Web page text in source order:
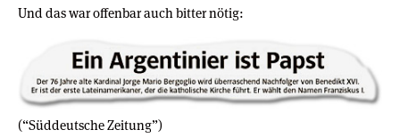
Und das war offenbar auch bitter nötig:
(“Süddeutsche Zeitung”)